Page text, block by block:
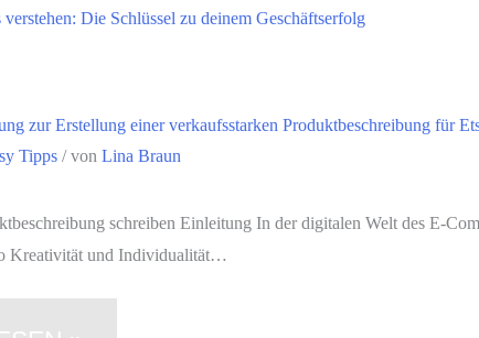
Die Schlüssel zu deinem Geschäftserfolg
zur Erstellung einer verkaufsstarken Produktbeschreibung für
Tipps/ von Lina Braun
schreiben Einleitung In der digitalen Welt des E-
Kreativität und Individualität…